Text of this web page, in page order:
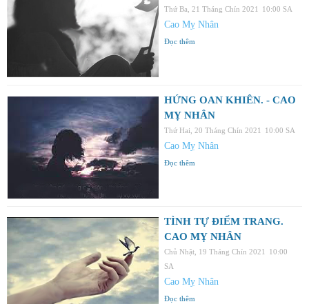
Thứ Ba, 21 Tháng Chín 2021 10:00 SA
Cao Mỵ Nhân
Đọc thêm
HỨNG OAN KHIÊN. - CAO
MỴ NHÂN
Thứ Hai, 20 Tháng Chín 2021 10:00 SA
Cao Mỵ Nhân
Đọc thêm
TÌNH TỰ ĐIỂM TRANG.
CAO MỴ NHÂN
Chủ Nhật, 19 Tháng Chín 2021
10:00
SA
Cao Mỵ Nhân
Đọc thêm